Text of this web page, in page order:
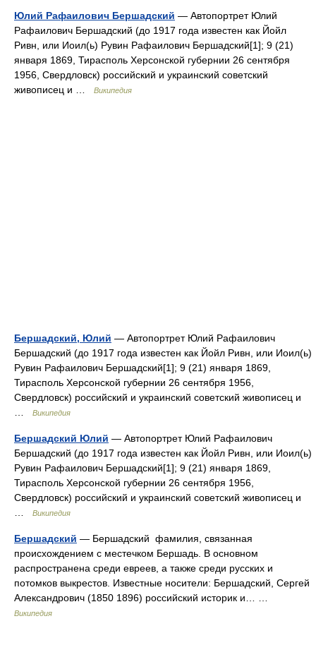
Юлий Рафаилович Бершадский — Автопортрет Юлий
Рафаилович Бершадский (до 1917 года известен как Йойл
Ривн, или Иоил(ь) Рувин Рафаилович Бершадский[1]; 9 (21)
января 1869, Тирасполь Херсонской губернии 26 сентября
1956, Свердловск) российский и украинский советский
живописец и …
Википедия
Бершадский, Юлий — Автопортрет Юлий Рафаилович
Бершадский (до 1917 года известен как Йойл Ривн, или Иоил(ь)
Рувин Рафаилович Бершадский[1]; 9 (21) января 1869,
Тирасполь Херсонской губернии 26 сентября 1956,
Свердловск) российский и украинский советский живописец и
Википедия
Бершадский Юлий — Автопортрет Юлий Рафаилович
Бершадский (до 1917 года известен как Йойл Ривн, или Иоил(ь)
Рувин Рафаилович Бершадский[1]; 9 (21) января 1869,
Тирасполь Херсонской губернии 26 сентября 1956,
Свердловск) российский и украинский советский живописец и
Википедия
Бершадский — Бершадский фамилия, связанная
происхождением с местечком Бершадь. В основном
распространена среди евреев, а также среди русских и
потомков выкрестов. Известные носители: Бершадский, Сергей
Александрович (1850 1896) российский историк и… …
Википедия